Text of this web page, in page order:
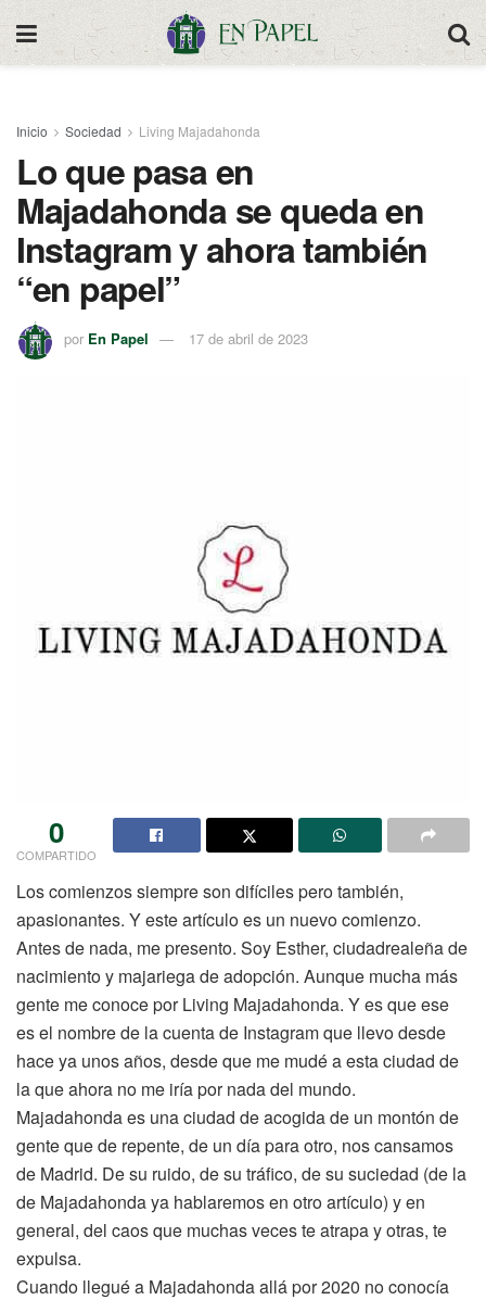
Inicio Sociedad Living Majadahonda
Lo que pasa en
Majadahonda se queda en
Instagram y ahora también
“en papel”
por En Papel 17 de abril de 2023
0
COMPARTIDO
Los comienzos siempre son difíciles pero también,
apasionantes. Y este artículo es un nuevo comienzo.
Antes de nada, me presento. Soy Esther, ciudadrealeña de
nacimiento y majariega de adopción. Aunque mucha más
gente me conoce por Living Majadahonda. Y es que ese
es el nombre de la cuenta de Instagram que llevo desde
hace ya unos años, desde que me mudé a esta ciudad de
la que ahora no me iría por nada del mundo.
Majadahonda es una ciudad de acogida de un montón de
gente que de repente, de un día para otro, nos cansamos
de Madrid. De su ruido, de su tráfico, de su suciedad (de la
de Majadahonda ya hablaremos en otro artículo) y en
general, del caos que muchas veces te atrapa y otras, te
expulsa.
Cuando llegué a Majadahonda allá por 2020 no conocía